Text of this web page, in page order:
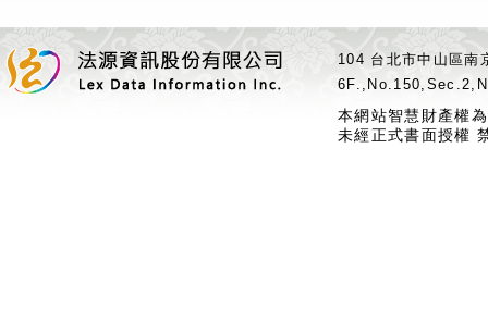
104 台北市中山區
本網站智慧財產權
未經正式書面授權